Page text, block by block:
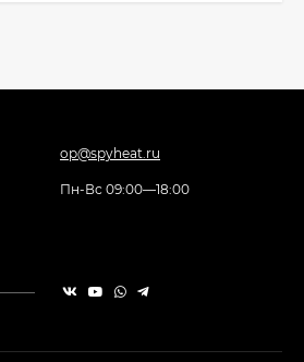
op@spyheat.ru
Пн-Вс 09:00—18:00